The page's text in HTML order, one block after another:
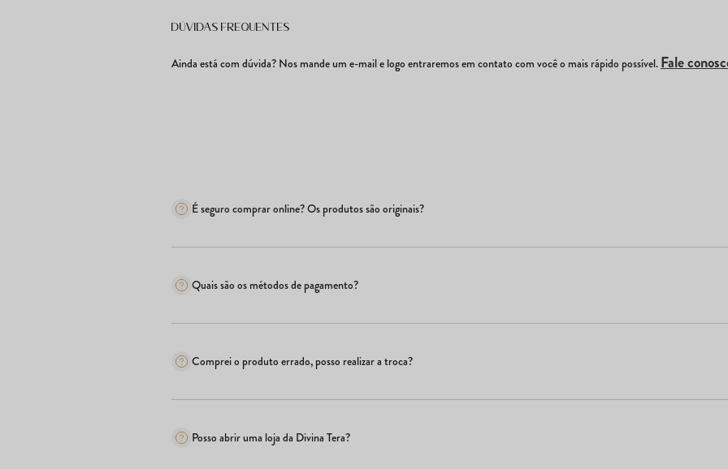
Dúvidas frequentes
Ainda está com dúvida? Nos mande um e-mail e logo entraremos em contato com você o mais rápido possível.Fale
É seguro comprar online? Os produtos são originais?
Quais são os métodos de pagamento?
Comprei o produto errado, posso realizar a troca?
Posso abrir uma loja da Divina Tera?